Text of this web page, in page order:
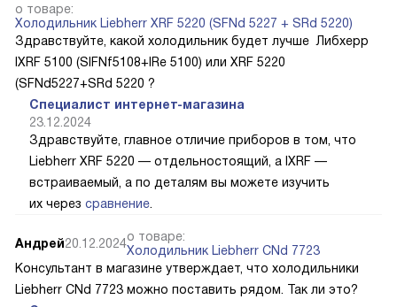
о товаре:
Холодильник Liebherr XRF 5220 (SFNd 5227 + SRd 5220)
Здравствуйте, какой холодильник будет лучше Либхерр
IXRF 5100 (SIFNf5108+IRe 5100) или XRF 5220
(SFNd5227+SRd 5220 ?
Специалист интернет-магазина
23.12.2024
Здравствуйте, главное отличие приборов в том, что
Liebherr XRF 5220 — отдельностоящий, а IXRF —
встраиваемый, а по деталям вы можете изучить
их через сравнение.
Андрей20.12.2024о товаре:
Холодильник Liebherr CNd 7723
Консультант в магазине утверждает, что холодильники
Liebherr CNd 7723 можно поставить рядом. Так ли это?